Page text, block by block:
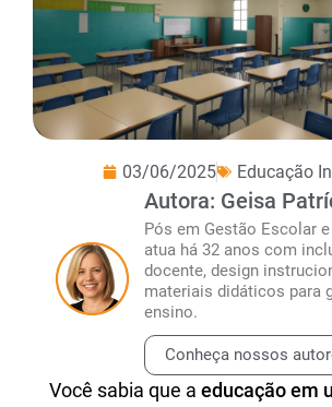
03/06/2025 Educação
Autora: Geisa
Pós em Gestão Escolar
atua há 32 anos com
docente, design
materiais didáticos para
ensino.
Conheça nossos
Você sabia que a educação em